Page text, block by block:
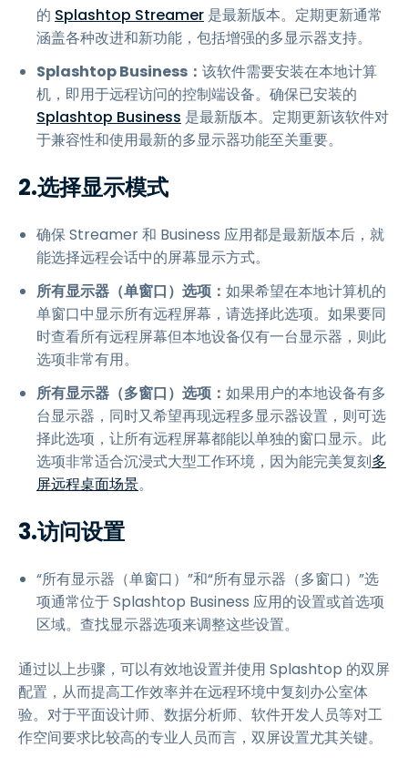
的 Splashtop Streamer 是最新版本。定期更新通常
涵盖各种改进和新功能，包括增强的多显示器支持。
Splashtop Business： 该软件需要安装在本地计算
机，即用于远程访问的控制端设备。确保已安装的
Splashtop Business 是最新版本。定期更新该软件对
于兼容性和使用最新的多显示器功能至关重要。
2.选择显示模式
确保 Streamer 和 Business 应用都是最新版本后，就
能选择远程会话中的屏幕显示方式。
所有显示器（单窗口）选项： 如果希望在本地计算机的
单窗口中显示所有远程屏幕，请选择此选项。如果要同
时查看所有远程屏幕但本地设备仅有一台显示器，则此
选项非常有用。
所有显示器（多窗口）选项： 如果用户的本地设备有多
台显示器，同时又希望再现远程多显示器设置，则可选
择此选项，让所有远程屏幕都能以单独的窗口显示。此
选项非常适合沉浸式大型工作环境，因为能完美复刻多
屏远程桌面场景。
3.访问设置
“所有显示器（单窗口）”和“所有显示器（多窗口）”选
项通常位于 Splashtop Business 应用的设置或首选项
区域。查找显示器选项来调整这些设置。
通过以上步骤，可以有效地设置并使用 Splashtop 的双屏
配置，从而提高工作效率并在远程环境中复刻办公室体
验。对于平面设计师、数据分析师、软件开发人员等对工
作空间要求比较高的专业人员而言，双屏设置尤其关键。